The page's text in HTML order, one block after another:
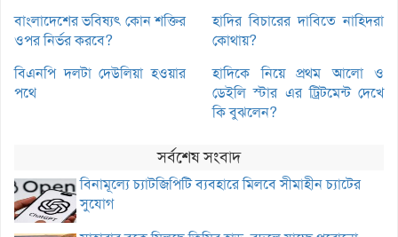
বাংলাদেশের ভবিষ্যৎ কোন শক্তির
ওপর নির্ভর করবে?
হাদির বিচারের দাবিতে নাহিদরা
কোথায়?
বিএনপি দলটা দেউলিয়া হওয়ার
পথে
হাদিকে নিয়ে প্রথম আলো ও
ডেইলি স্টার এর ট্রিটমেন্ট দেখে
কি বুঝলেন?
সর্বশেষ সংবাদ
বিনামূল্যে চ্যাটজিপিটি ব্যবহারে মিলবে সীমাহীন চ্যাটের
সুযোগ